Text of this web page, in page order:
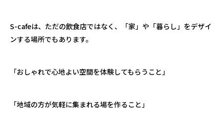
S-cafeは、ただの飲食店ではなく、「家」や「暮らし」をデザイ
ンする場所でもあります。
「おしゃれで心地よい空間を体験してもらうこと」
「地域の方が気軽に集まれる場を作ること」